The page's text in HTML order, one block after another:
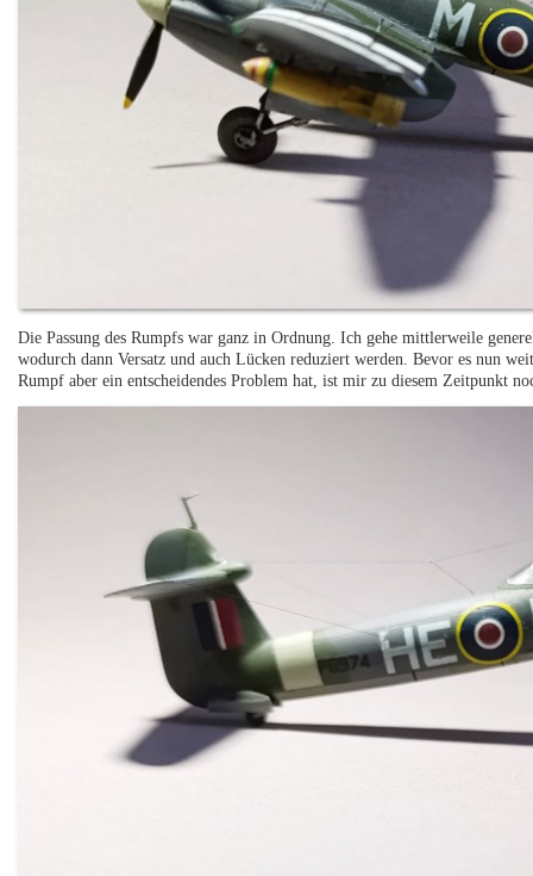
Die Passung des Rumpfs war ganz in Ordnung. Ich gehe mittlerweile
wodurch dann Versatz und auch Lücken reduziert werden. Bevor es nun
Rumpf aber ein entscheidendes Problem hat, ist mir zu diesem Zeitpunkt